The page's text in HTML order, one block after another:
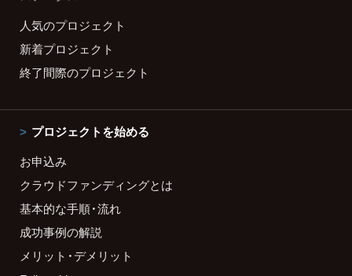
人気のプロジェクト
新着プロジェクト
終了間際のプロジェクト
プロジェクトを始める
お申込み
クラウドファンディングとは
基本的な手順・流れ
成功事例の解説
メリット・デメリット